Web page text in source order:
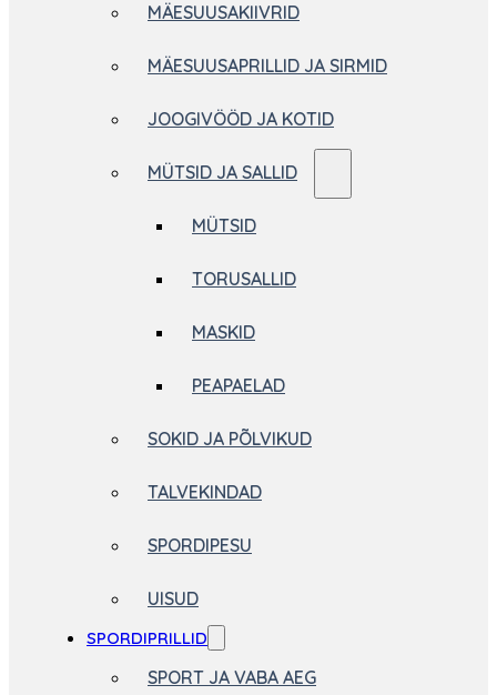
MÄESUUSAKIIVRID
MÄESUUSAPRILLID JA SIRMID
JOOGIVÖÖD JA KOTID
MÜTSID JA SALLID
MÜTSID
TORUSALLID
MASKID
PEAPAELAD
SOKID JA PÕLVIKUD
TALVEKINDAD
SPORDIPESU
UISUD
SPORDIPRILLID
SPORT JA VABA AEG